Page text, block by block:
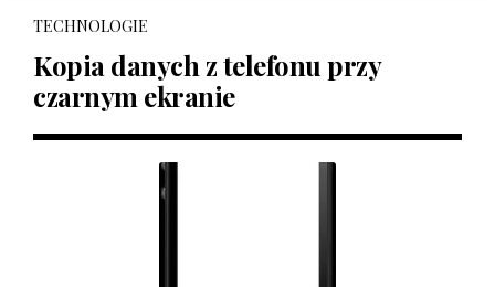
TECHNOLOGIE
Kopia danych z telefonu przy
czarnym ekranie